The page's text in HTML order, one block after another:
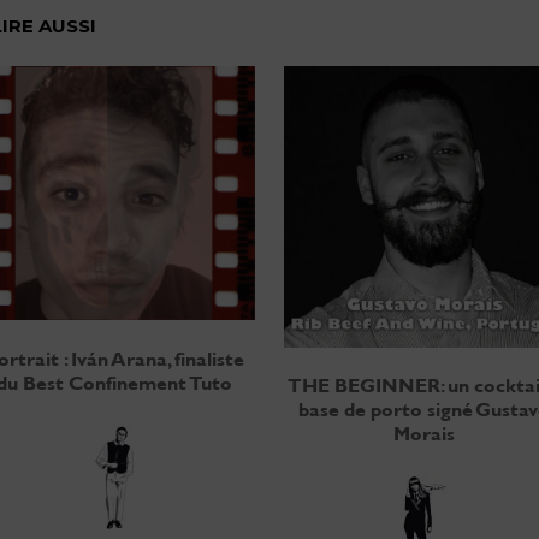
AUSSI
: Iván Arana, finaliste
Best Confinement Tuto
THE BEGINNER: un
base de porto signé
Morais